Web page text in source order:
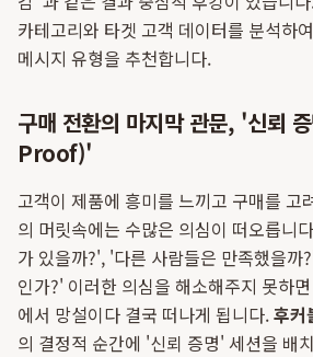
카테고리와 타겟 고객 데이터를 분석하
메시지 유형을 추천합니다.
구매 전환의 마지막 관문, '신뢰
Proof)'
고객이 제품에 흥미를 느끼고 구매를 고
의 머릿속에는 수많은 의심이 떠오릅니
가 있을까?', '다른 사람들은 만족했을까
인가?' 이러한 의심을 해소해주지 못하
에서 망설이다 결국 떠나게 됩니다.후커
의 결정적 순간에 '신뢰 증명' 세션을 배